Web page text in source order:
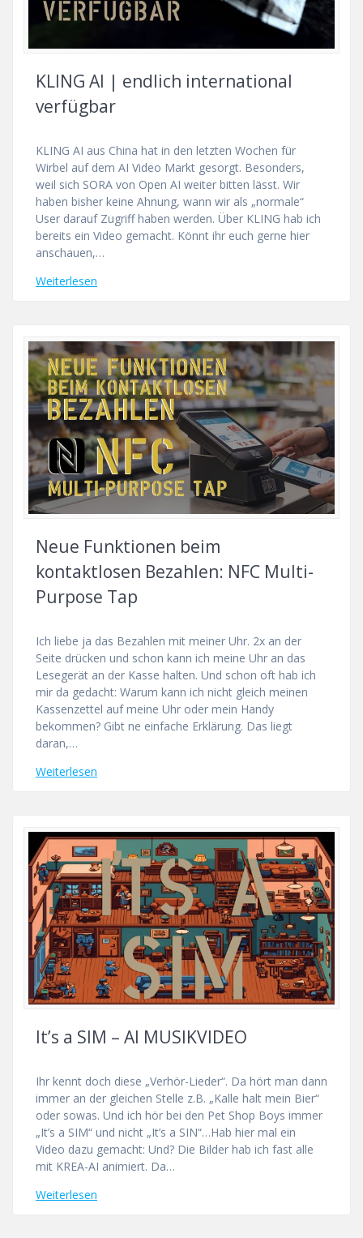
KLING AI | endlich international
verfügbar
KLING AI aus China hat in den letzten Wochen für
Wirbel auf dem AI Video Markt gesorgt. Besonders,
weil sich SORA von Open AI weiter bitten lässt. Wir
haben bisher keine Ahnung, wann wir als „normale“
User darauf Zugriff haben werden. Über KLING hab ich
bereits ein Video gemacht. Könnt ihr euch gerne hier
anschauen,…
Weiterlesen
Neue Funktionen beim
kontaktlosen Bezahlen: NFC Multi-
Purpose Tap
Ich liebe ja das Bezahlen mit meiner Uhr. 2x an der
Seite drücken und schon kann ich meine Uhr an das
Lesegerät an der Kasse halten. Und schon oft hab ich
mir da gedacht: Warum kann ich nicht gleich meinen
Kassenzettel auf meine Uhr oder mein Handy
bekommen? Gibt ne einfache Erklärung. Das liegt
daran,…
Weiterlesen
It’s a SIM – AI MUSIKVIDEO
Ihr kennt doch diese „Verhör-Lieder“. Da hört man dann
immer an der gleichen Stelle z.B. „Kalle halt mein Bier“
oder sowas. Und ich hör bei den Pet Shop Boys immer
„It’s a SIM“ und nicht „It’s a SIN“…Hab hier mal ein
Video dazu gemacht: Und? Die Bilder hab ich fast alle
mit KREA-AI animiert. Da…
Weiterlesen